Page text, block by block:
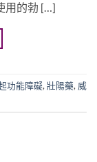
用的勃 […]
功能障礙,壯陽藥, 威